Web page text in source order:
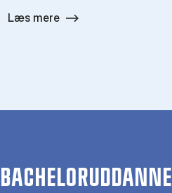
Læs mere